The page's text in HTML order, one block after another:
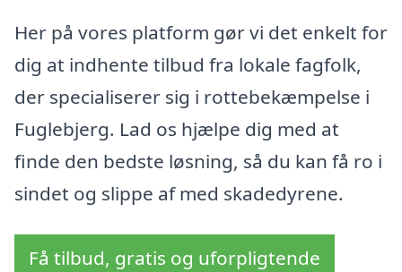
Her på vores platform gør vi det enkelt for
dig at indhente tilbud fra lokale fagfolk,
der specialiserer sig i rottebekæmpelse i
Fuglebjerg. Lad os hjælpe dig med at
finde den bedste løsning, så du kan få ro i
sindet og slippe af med skadedyrene.
Få tilbud, gratis og uforpligtende